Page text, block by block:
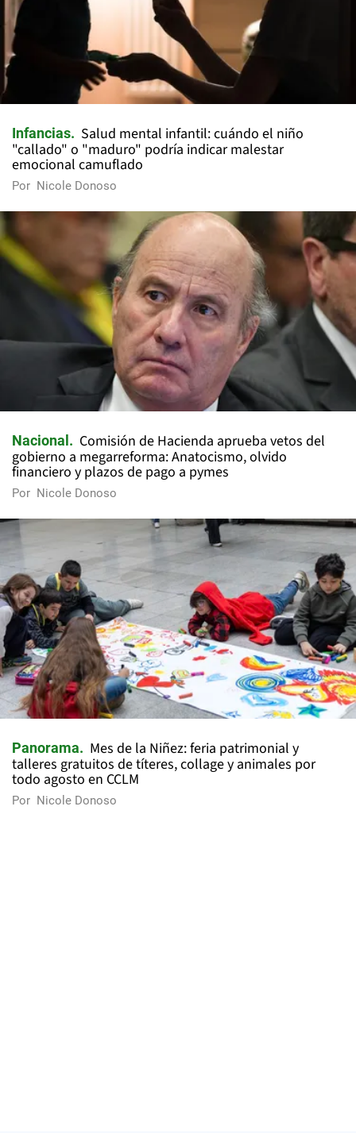
Infancias
Salud mental infantil: cuándo el niño
"callado" o "maduro" podría indicar malestar
emocional camuflado
Por Nicole Donoso
Nacional
Comisión de Hacienda aprueba vetos del
gobierno a megarreforma: Anatocismo, olvido
financiero y plazos de pago a pymes
Por Nicole Donoso
Panorama
Mes de la Niñez: feria patrimonial y
talleres gratuitos de títeres, collage y animales por
todo agosto en CCLM
Por Nicole Donoso